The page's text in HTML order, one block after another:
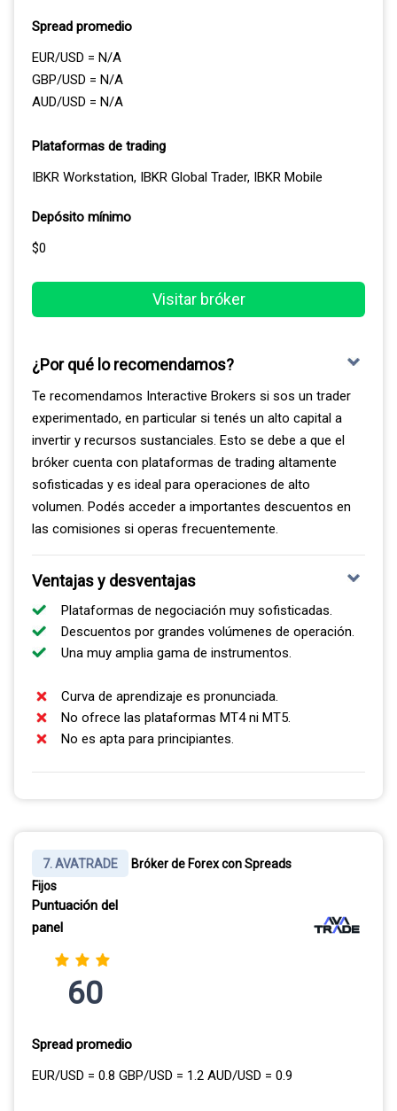
Spread promedio
EUR/USD = N/A
GBP/USD = N/A
AUD/USD = N/A
Plataformas de trading
IBKR Workstation, IBKR Global Trader, IBKR Mobile
Depósito mínimo
$0
Visitar bróker
¿Por qué lo recomendamos?
Te recomendamos Interactive Brokers si sos un trader
experimentado, en particular si tenés un alto capital a
invertir y recursos sustanciales. Esto se debe a que el
bróker cuenta con plataformas de trading altamente
sofisticadas y es ideal para operaciones de alto
volumen. Podés acceder a importantes descuentos en
las comisiones si operas frecuentemente.
Ventajas y desventajas
Plataformas de negociación muy sofisticadas.
Descuentos por grandes volúmenes de operación.
Una muy amplia gama de instrumentos.
Curva de aprendizaje es pronunciada.
No ofrece las plataformas MT4 ni MT5.
No es apta para principiantes.
7. AVATRADE
Bróker de Forex con Spreads
Fijos
Puntuación del
panel
60
Spread promedio
EUR/USD = 0.8 GBP/USD = 1.2 AUD/USD = 0.9